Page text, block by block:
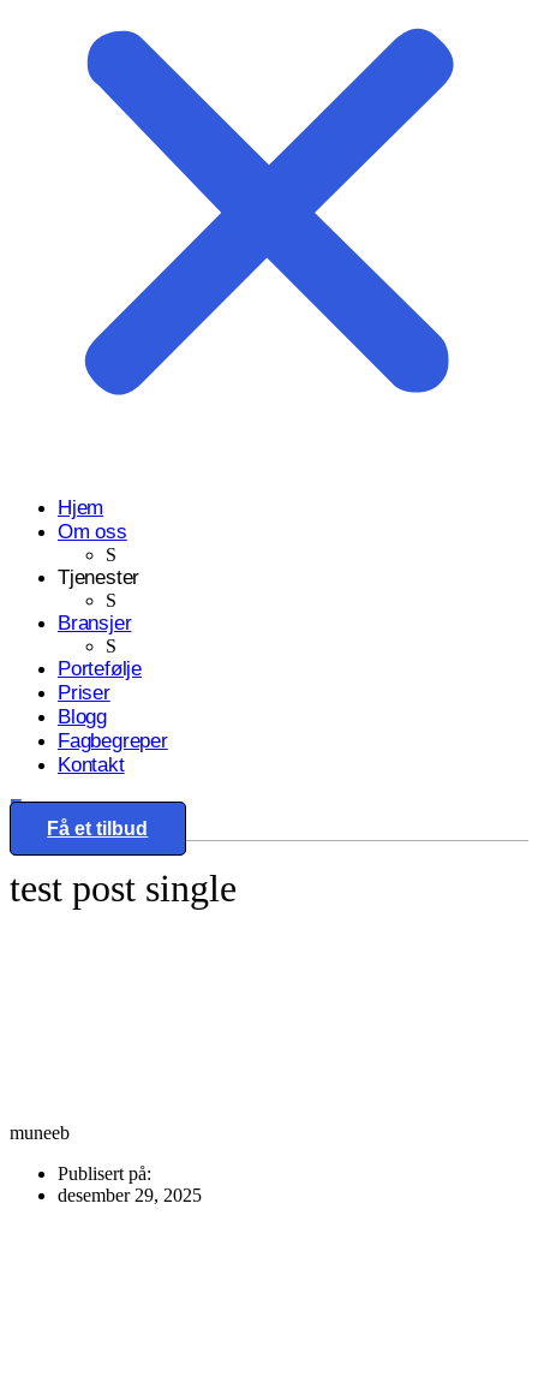
Hjem
Om oss
S
Tjenester
S
Bransjer
S
Portefølje
Priser
Blogg
Fagbegreper
Kontakt
Eng
Få et tilbud
Start prosjektet ditt med oss
Klar til å gjøre ideen din om til en kraftfull digital opplevelse?
test post single
muneeb
Publisert på:
desember 29, 2025